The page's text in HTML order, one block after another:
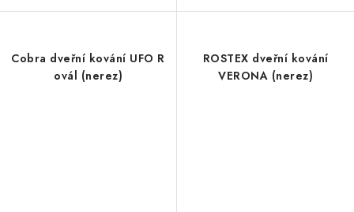
Cobra dveřní kování UFO R
ovál (nerez)
ROSTEX dveřní kování
VERONA (nerez)